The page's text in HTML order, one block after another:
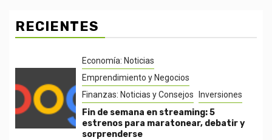
RECIENTES
Economía: Noticias
Emprendimiento y Negocios
Finanzas: Noticias y Consejos
Inversiones
Fin de semana en streaming: 5
estrenos para maratonear, debatir y
sorprenderse